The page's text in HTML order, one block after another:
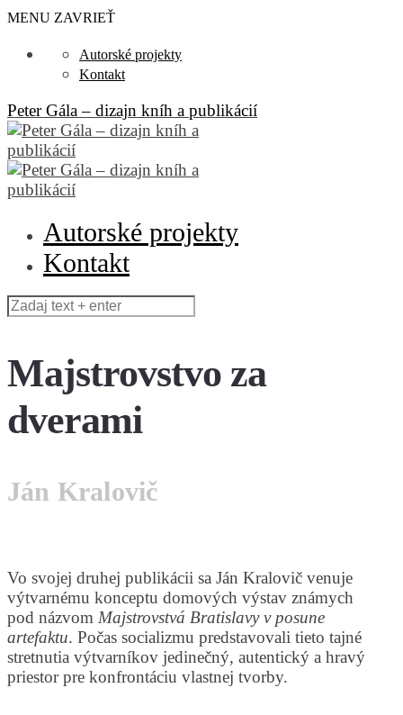
MENU ZAVRIEŤ
Autorské projekty
Kontakt
Peter Gála – dizajn kníh a publikácií
Autorské projekty
Kontakt
Majstrovstvo za
dverami
Ján Kralovič
Vo svojej druhej publikácii sa Ján Kralovič venuje
výtvarnému konceptu domových výstav známych
pod názvom Majstrovstvá Bratislavy v posune
artefaktu. Počas socializmu predstavovali tieto tajné
stretnutia výtvarníkov jedinečný, autentický a hravý
priestor pre konfrontáciu vlastnej tvorby.